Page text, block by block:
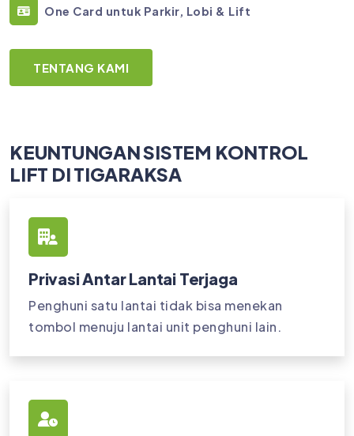
One Card untuk Parkir, Lobi & Lift
TENTANG KAMI
KEUNTUNGAN SISTEM KONTROL
LIFT DI TIGARAKSA
Privasi Antar Lantai Terjaga
Penghuni satu lantai tidak bisa menekan
tombol menuju lantai unit penghuni lain.